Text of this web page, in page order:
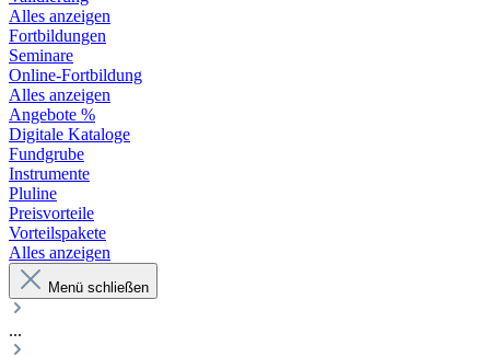
Alles anzeigen
Fortbildungen
Seminare
Online-Fortbildung
Alles anzeigen
Angebote %
Digitale Kataloge
Fundgrube
Instrumente
Pluline
Preisvorteile
Vorteilspakete
Alles anzeigen
Menü schließen
...